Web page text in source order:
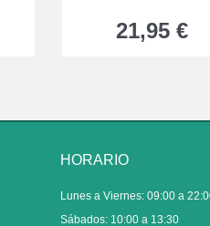
21,95 €
HORARIO
Lunes a Viernes: 09:00 a
Sábados: 10:00 a 13:30